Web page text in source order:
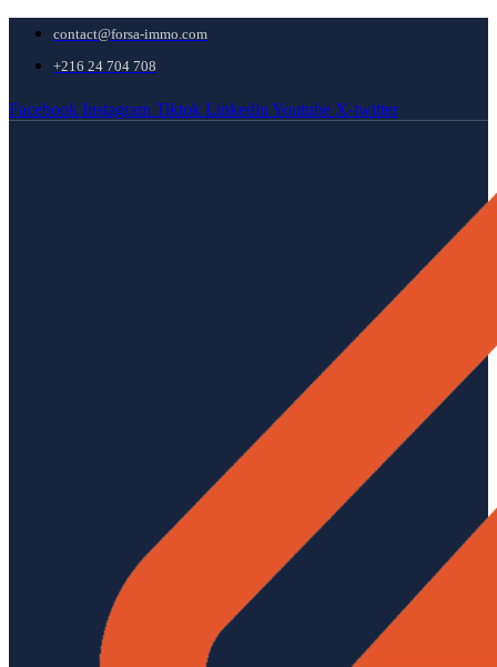
contact@forsa-immo.com
+216 24 704 708
Facebook Instagram Tiktok Linkedin Youtube X-twitter